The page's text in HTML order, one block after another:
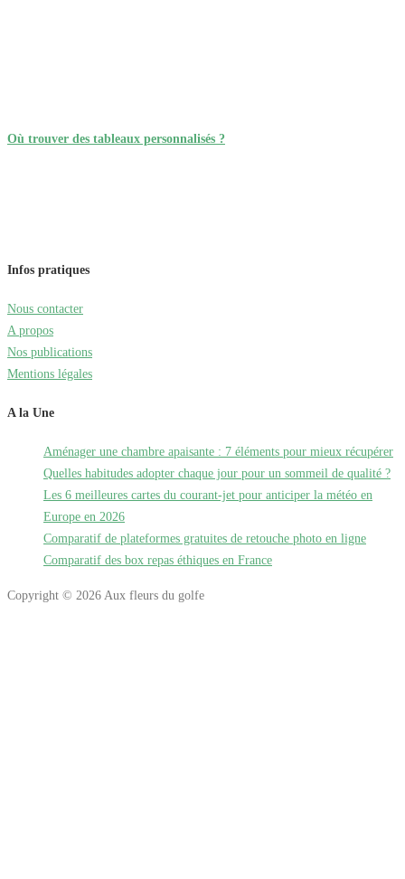
Où trouver des tableaux personnalisés ?
Infos pratiques
Nous contacter
A propos
Nos publications
Mentions légales
A la Une
Aménager une chambre apaisante : 7 éléments pour mieux récupérer
Quelles habitudes adopter chaque jour pour un sommeil de qualité ?
Les 6 meilleures cartes du courant-jet pour anticiper la météo en
Europe en 2026
Comparatif de plateformes gratuites de retouche photo en ligne
Comparatif des box repas éthiques en France
Copyright © 2026 Aux fleurs du golfe